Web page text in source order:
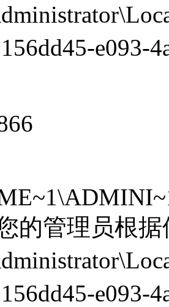
e093-
的管理员根据
e093-